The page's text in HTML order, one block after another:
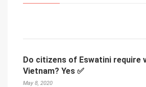
Do citizens of Eswatini require
Vietnam? Yes ✅
May 8, 2020